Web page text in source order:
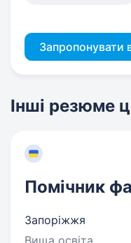
Запропонувати
Інші резюме
Помічник
Запоріжжя
Вища освіта